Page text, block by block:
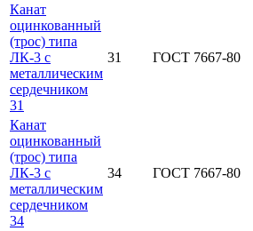
Канат
оцинкованный
(трос) типа
ЛК-3 с
металлическим
сердечником
31
31 ГОСТ 7667-80
Канат
оцинкованный
(трос) типа
ЛК-3 с
металлическим
сердечником
34
34 ГОСТ 7667-80